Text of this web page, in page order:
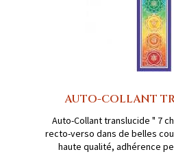
AUTO-COLLANT
Auto-Collant translucide " 7
recto-verso dans de belles
haute qualité, adhérence